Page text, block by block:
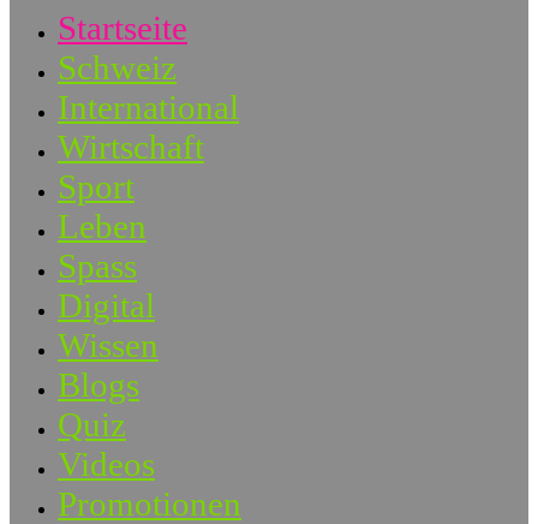
Startseite
Schweiz
International
Wirtschaft
Sport
Leben
Spass
Digital
Wissen
Blogs
Quiz
Videos
Promotionen